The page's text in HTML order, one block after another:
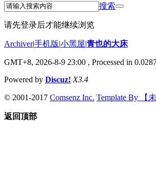
搜索
请先登录后才能继续浏览
Archiver|手机版|小黑屋|青也的大床
GMT+8, 2026-8-9 23:00 , Processed in
Powered by Discuz! X3.4
© 2001-2017 Comsenz Inc. Template By 【
返回顶部